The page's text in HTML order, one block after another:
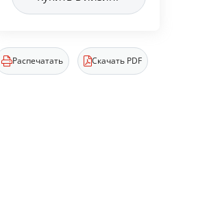
Распечатать Скачать PDF